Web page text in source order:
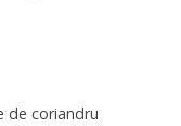
de coriandru